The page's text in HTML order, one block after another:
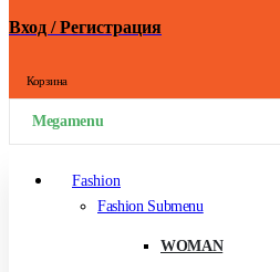
Вход / Регистрация
Корзина
Megamenu
Fashion
Fashion Submenu
WOMAN